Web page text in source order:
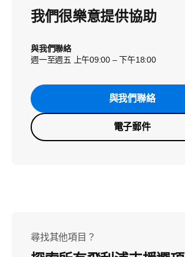
我們很樂意提供協助
與我們聯絡
週一至週五 上午09:00 – 下午18:00
與我們聯絡
電子郵件
尋找其他項目？